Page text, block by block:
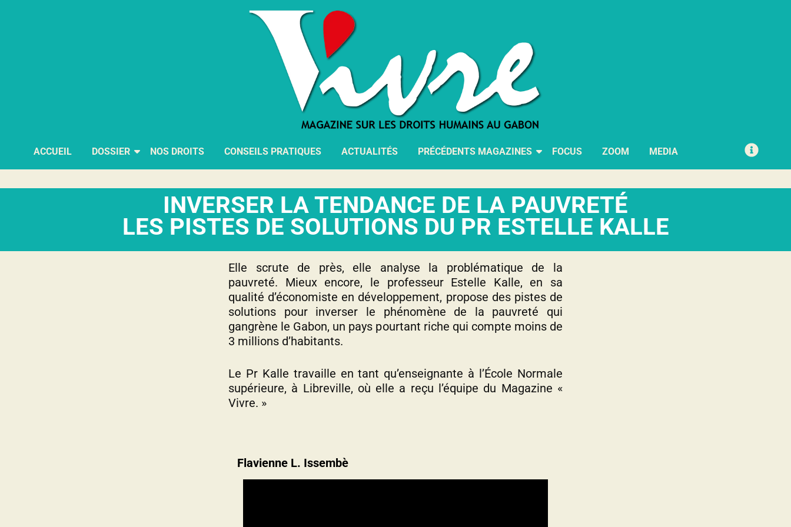
ACCUEIL DOSSIER NOS DROITS CONSEILS PRATIQUES ACTUALITÉS PRÉCÉDENTS MAGAZINES FOCUS ZOOM MEDIA
INVERSER LA TENDANCE DE LA PAUVRETÉ
LES PISTES DE SOLUTIONS DU PR ESTELLE KALLE
Elle scrute de près, elle analyse la problématique de la
pauvreté. Mieux encore, le professeur Estelle Kalle, en sa
qualité d’économiste en développement, propose des pistes de
solutions pour inverser le phénomène de la pauvreté qui
gangrène le Gabon, un pays pourtant riche qui compte moins de
3 millions d’habitants.
Le Pr Kalle travaille en tant qu’enseignante à l’École Normale
supérieure, à Libreville, où elle a reçu l’équipe du Magazine «
Vivre. »
Flavienne L. Issembè